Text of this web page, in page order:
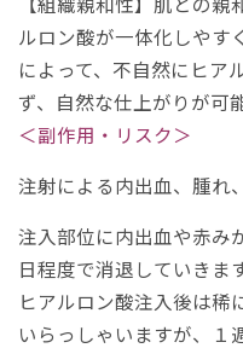
ルロン酸が一体化しやす
によって、不自然にヒア
ず、自然な仕上がりが可
＜副作用・リスク＞
注射による内出血、腫れ
注入部位に内出血や赤み
日程度で消退していきます
ヒアルロン酸注入後は稀
いらっしゃいますが、１